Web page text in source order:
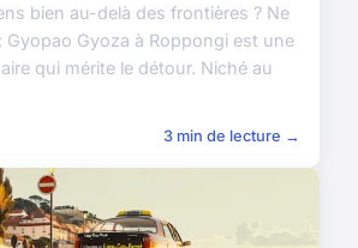
bien au-delà des frontières ? Ne
Gyopao Gyoza à Roppongi est une
qui mérite le détour. Niché au
3 min de lecture →